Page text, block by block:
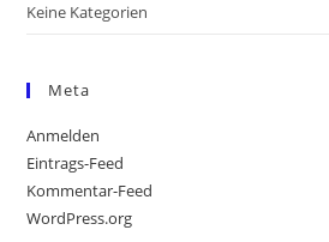
Keine Kategorien
Meta
Anmelden
Eintrags-Feed
Kommentar-Feed
WordPress.org